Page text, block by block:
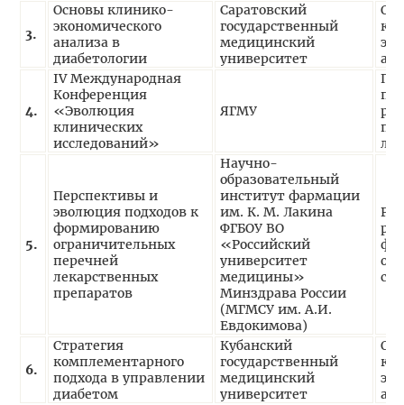
3.
Основы клинико-
экономического
анализа в
диабетологии
Саратовский
государственный
медицинский
университет
4.
IV Международная
Конференция
«Эволюция
клинических
исследований»
ЯГМУ
5.
Перспективы и
эволюция подходов к
формированию
ограничительных
перечней
лекарственных
препаратов
Научно-
образовательный
институт фармации
им. К. М. Лакина
ФГБОУ ВО
«Российский
университет
медицины»
Минздрава России
(МГМСУ им. А.И.
Евдокимова)
6.
Стратегия
комплементарного
подхода в управлении
диабетом
Кубанский
государственный
медицинский
университет